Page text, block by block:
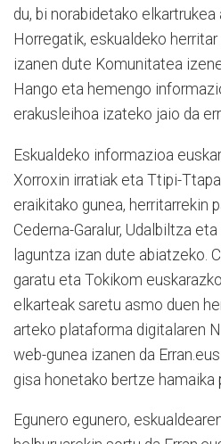
du, bi norabidetako elkartrukea
Horregatik, eskualdeko
izanen dute Komunitatea
Hango eta hemengo
erakusleihoa izateko jaio da
Eskualdeko informazioa
Xorroxin irratiak eta Ttipi-
eraikitako gunea, herritarrekin
Cederna-Garalur, Udalbiltza
laguntza izan dute abiatzeko.
garatu eta Tokikom
elkarteak saretu asmo duen
arteko plataforma digitalaren
web-gunea izanen da
gisa honetako bertze hamaika
Egunero egunero,